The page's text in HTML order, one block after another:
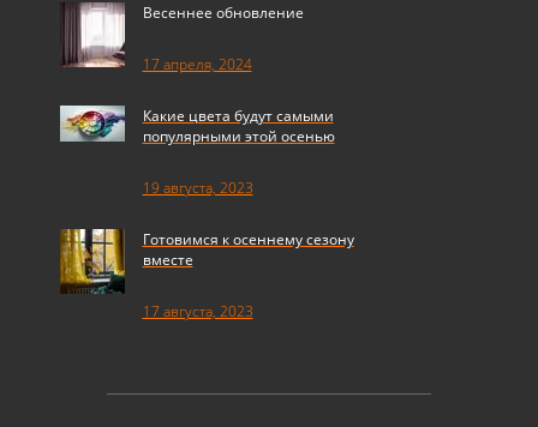
Весеннее обновление
17 апреля, 2024
Какие цвета будут самыми
популярными этой осенью
19 августа, 2023
Готовимся к осеннему сезону
вместе
17 августа, 2023